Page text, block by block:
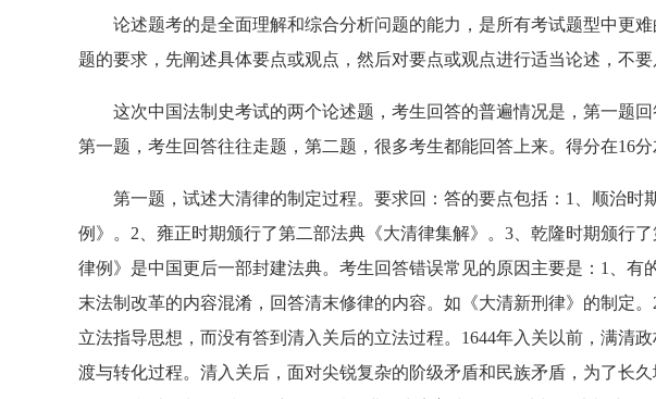
论述题考的是全面理解和综合分析问题的能力，是所有考试题型中更难
题的要求，先阐述具体要点或观点，然后对要点或观点进行适当论述，不要
这次中国法制史考试的两个论述题，考生回答的普遍情况是，第一题回
第一题，考生回答往往走题，第二题，很多考生都能回答上来。得分在16分
第一题，试述大清律的制定过程。要求回：答的要点包括：1、顺治时
例》。2、雍正时期颁行了第二部法典《大清律集解》。3、乾隆时期颁行
律例》是中国更后一部封建法典。考生回答错误常见的原因主要是：1、有
末法制改革的内容混淆，回答清末修律的内容。如《大清新刑律》的制定
立法指导思想，而没有答到清入关后的立法过程。1644年入关以前，满清
渡与转化过程。清入关后，面对尖锐复杂的阶级矛盾和民族矛盾，为了长